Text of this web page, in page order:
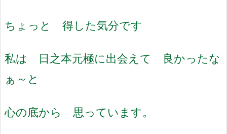
ちょっと 得した気分です
私は 日之本元極に出会えて 良かったな
ぁ～と
心の底から 思っています。